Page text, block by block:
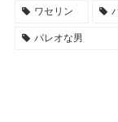
ワセリン
パレオな男